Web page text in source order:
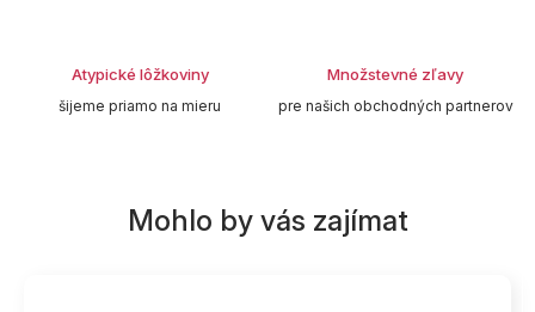
Atypické lôžkoviny
šijeme priamo na mieru
Množstevné zľavy
pre našich obchodných partnerov